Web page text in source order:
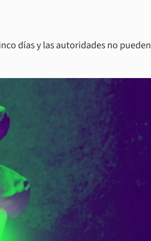
días y las autoridades no pueden